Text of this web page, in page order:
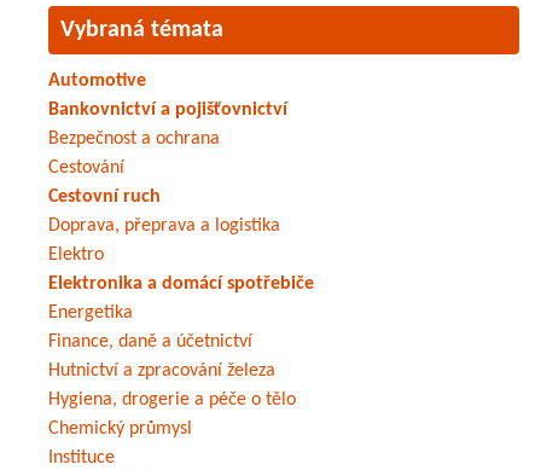
Vybraná témata
Automotive
Bankovnictví a pojišťovnictví
Bezpečnost a ochrana
Cestování
Cestovní ruch
Doprava, přeprava a logistika
Elektro
Elektronika a domácí spotřebiče
Energetika
Finance, daně a účetnictví
Hutnictví a zpracování železa
Hygiena, drogerie a péče o tělo
Chemický průmysl
Instituce